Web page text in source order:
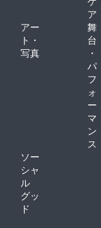
ア
アー
ト・
写真
舞
台
・
パ
フ
ォ
ー
マ
ン
ス
ソー
シャ
ル
グッ
ド